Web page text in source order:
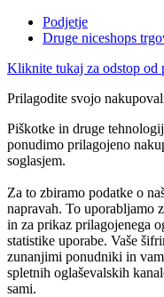
Podjetje
Druge niceshops
Kliknite tukaj za odstop od
Prilagodite svojo
Piškotke in druge
ponudimo prilagojeno
soglasjem.
Za to zbiramo podatke o
napravah. To uporabljamo
in za prikaz prilagojenega
statistike uporabe. Vaše
zunanjimi ponudniki in
spletnih oglaševalskih
sami.